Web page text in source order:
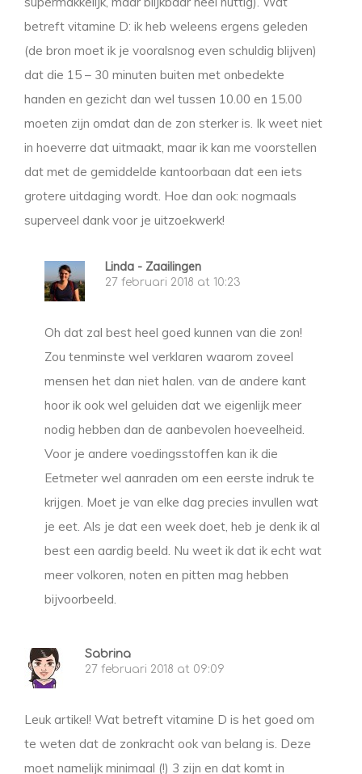
betreft vitamine D: ik heb weleens ergens geleden
(de bron moet ik je vooralsnog even schuldig blijven)
dat die 15 – 30 minuten buiten met onbedekte
handen en gezicht dan wel tussen 10.00 en 15.00
moeten zijn omdat dan de zon sterker is. Ik weet niet
in hoeverre dat uitmaakt, maar ik kan me voorstellen
dat met de gemiddelde kantoorbaan dat een iets
grotere uitdaging wordt. Hoe dan ook: nogmaals
superveel dank voor je uitzoekwerk!
Linda - Zaailingen
27 februari 2018 at 10:23
Oh dat zal best heel goed kunnen van die zon!
Zou tenminste wel verklaren waarom zoveel
mensen het dan niet halen. van de andere kant
hoor ik ook wel geluiden dat we eigenlijk meer
nodig hebben dan de aanbevolen hoeveelheid.
Voor je andere voedingsstoffen kan ik die
Eetmeter wel aanraden om een eerste indruk te
krijgen. Moet je van elke dag precies invullen wat
je eet. Als je dat een week doet, heb je denk ik al
best een aardig beeld. Nu weet ik dat ik echt wat
meer volkoren, noten en pitten mag hebben
bijvoorbeeld.
Sabrina
27 februari 2018 at 09:09
Leuk artikel! Wat betreft vitamine D is het goed om
te weten dat de zonkracht ook van belang is. Deze
moet namelijk minimaal (!) 3 zijn en dat komt in